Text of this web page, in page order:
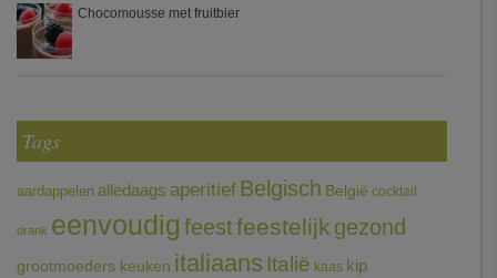
Chocomousse met fruitbier
Tags
aardappelen alledaags aperitief Belgisch België cocktail
drank eenvoudigfeestfeestelijk gezond
grootmoeders keuken italiaans Italië kaas kip